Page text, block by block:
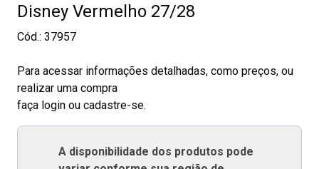
Disney Vermelho 27/28
Cód.: 37957
Para acessar informações detalhadas, como preços, ou
realizar uma compra
faça login ou cadastre-se.
A disponibilidade dos produtos pode